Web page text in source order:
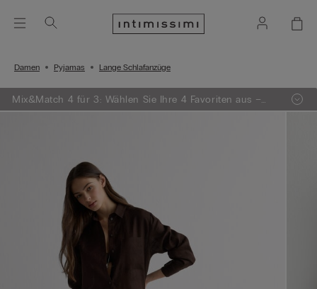
Damen Pyjamas Lange Schlafanzüge
Mix&Match 4 für 3: Wählen Sie Ihre 4 Favoriten aus –
egal ob Strickwaren, Pyjamas oder Dessous – und